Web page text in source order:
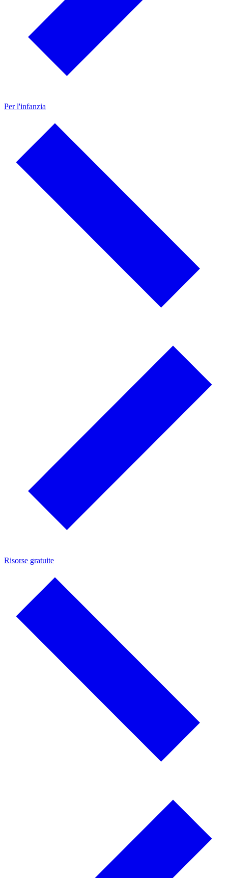
Per l'infanzia
Risorse gratuite